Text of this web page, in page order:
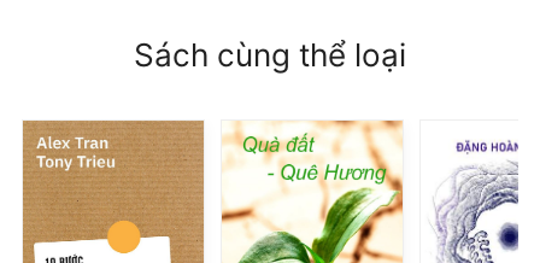
Sách cùng thể loại